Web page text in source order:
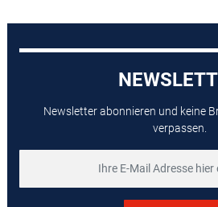
Newsletter abonnieren und keine
verpassen.